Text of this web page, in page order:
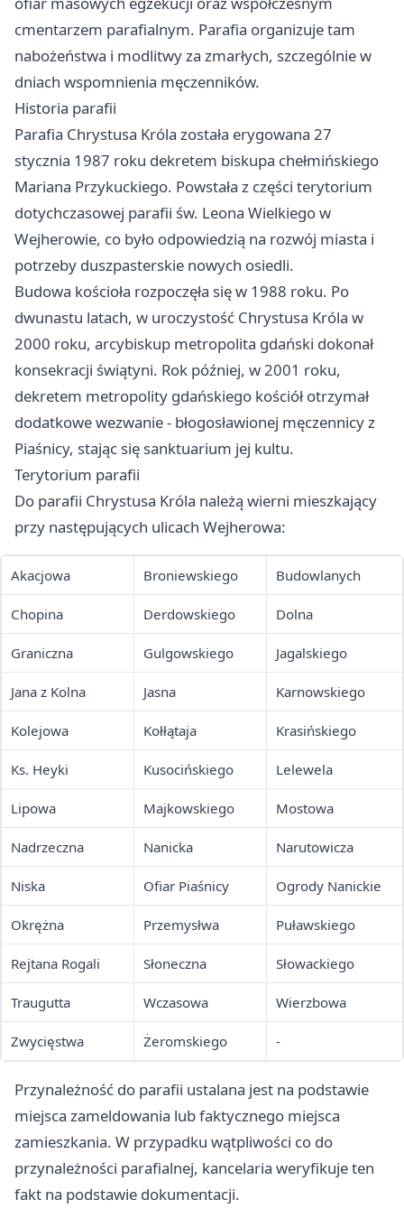
cmentarzem parafialnym. Parafia organizuje tam
nabożeństwa i modlitwy za zmarłych, szczególnie w
dniach wspomnienia męczenników.
Historia parafii
Parafia Chrystusa Króla została erygowana 27
stycznia 1987 roku dekretem biskupa chełmińskiego
Mariana Przykuckiego. Powstała z części terytorium
dotychczasowej parafii św. Leona Wielkiego w
Wejherowie, co było odpowiedzią na rozwój miasta i
potrzeby duszpasterskie nowych osiedli.
Budowa kościoła rozpoczęła się w 1988 roku. Po
dwunastu latach, w uroczystość Chrystusa Króla w
2000 roku, arcybiskup metropolita gdański dokonał
konsekracji świątyni. Rok później, w 2001 roku,
dekretem metropolity gdańskiego kościół otrzymał
dodatkowe wezwanie - błogosławionej męczennicy z
Piaśnicy, stając się sanktuarium jej kultu.
Terytorium parafii
Do parafii Chrystusa Króla należą wierni mieszkający
przy następujących ulicach Wejherowa:
Akacjowa Broniewskiego Budowlanych
Chopina Derdowskiego Dolna
Graniczna Gulgowskiego Jagalskiego
Jana z Kolna Jasna Karnowskiego
Kolejowa Kołłątaja Krasińskiego
Ks. Heyki Kusocińskiego Lelewela
Lipowa Majkowskiego Mostowa
Nadrzeczna Nanicka Narutowicza
Niska Ofiar Piaśnicy Ogrody Nanickie
Okrężna Przemysłwa Puławskiego
Rejtana Rogali Słoneczna Słowackiego
Traugutta Wczasowa Wierzbowa
Zwycięstwa Żeromskiego -
Przynależność do parafii ustalana jest na podstawie
miejsca zameldowania lub faktycznego miejsca
zamieszkania. W przypadku wątpliwości co do
przynależności parafialnej, kancelaria weryfikuje ten
fakt na podstawie dokumentacji.